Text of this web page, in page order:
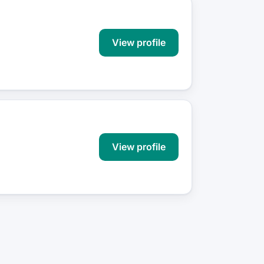
View profile
View profile